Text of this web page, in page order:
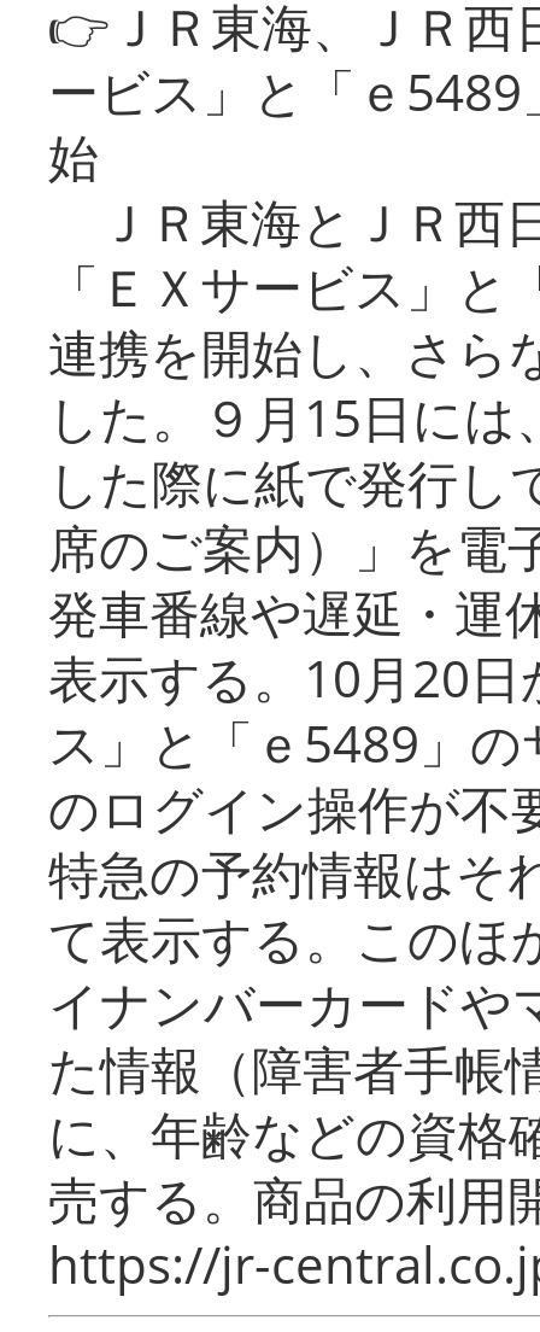
👉ＪＲ東海、ＪＲ
ービス」と「ｅ
始
ＪＲ東海とＪＲ西
「ＥＸサービス」
連携を開始し、さら
した。９月15日に
した際に紙で発行し
席のご案内）」を電
発車番線や遅延・運
表示する。10月20
ス」と「ｅ5489」
のログイン操作が不
特急の予約情報はそ
て表示する。このほ
イナンバーカードや
た情報（障害者手帳
に、年齢などの資格
売する。商品の利用
https://jr-